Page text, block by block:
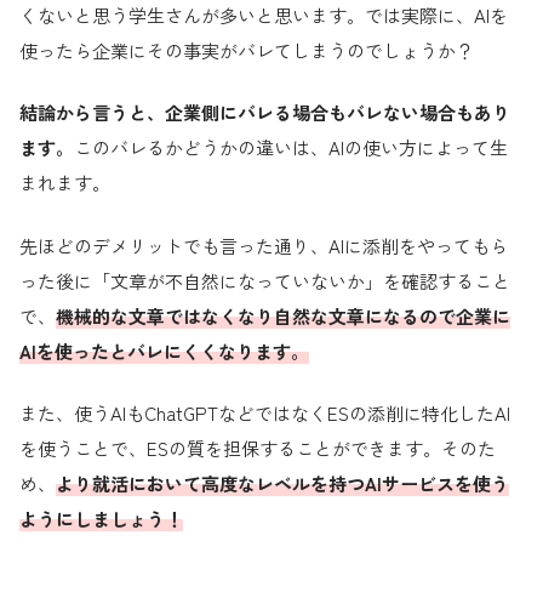
くないと思う学生さんが多いと思います。では実際に、AIを
使ったら企業にその事実がバレてしまうのでしょうか？
結論から言うと、企業側にバレる場合もバレない場合もあり
ます。
このバレるかどうかの違いは、AIの使い方によって生
まれます。
先ほどのデメリットでも言った通り、AIに添削をやってもら
った後に「文章が不自然になっていないか」を確認すること
で、 機械的な文章ではなくなり自然な文章になるので企業に
AIを使ったとバレにくくなります。
また、使うAIもChatGPTなどではなくESの添削に特化したAI
を使うことで、ESの質を担保することができます。そのた
め、 より就活において高度なレベルを持つAIサービスを使う
ようにしましょう！